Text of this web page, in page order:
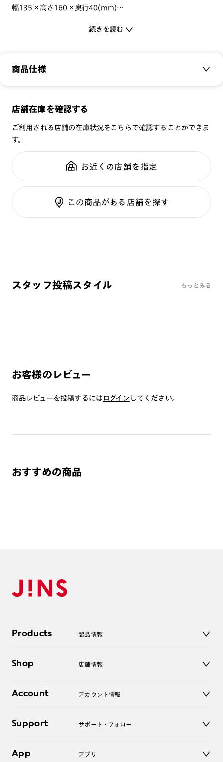
幅135×高さ160×奥行40(mm)
お取り扱いについて
ァスナーに当たっていないことを確認の上ご使用ください。
・水洗いをする際には、中性洗剤を入れたぬるま湯（40℃以
下）で手洗い、もしくはネットに入れて洗濯機でやさしく洗っ
てください。干す際には形を整えて、陰干ししてください。
ご使用上の注意
・傷や破損の原因となりますので、メガネとその他の物を一緒
に収納しないでください。
・外部から強い圧力がかかると、メガネが破損する可能性がご
ざいます。強い衝撃を加えないようにご注意ください。
・メガネのサイズや形状によっては入らない場合があります。
また、淡い色の物との摩擦や濡れたまま他の物に長時間触れさ
続きを読む
商品仕様
イン）
品番： CWDDP
サイズ：
重さ：
スタイル：
シリーズ：
性別：
鼻パッド：
テンプル：
店舗在庫を確認する
ご利用される店舗の在庫状況をこちらで確認することができま
す。
お近くの店舗を指定
この商品がある店舗を探す
スタッフ投稿スタイル もっとみる
お客様のレビュー
商品レビューを投稿するにはログイン してください。
おすすめの商品
Products 製品情報
サングラス
コンタクトレンズ
アクセサリー
Shop 店舗情報
オンラインショップ
Account アカウント情報
ログアウト
Support サポート・フォロー
よくあるご質問
App アプリ